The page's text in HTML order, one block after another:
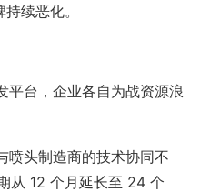
续恶化。
平台，企业各自为战资源浪
喷头制造商的技术协同不
从 12 个月延长至 24 个